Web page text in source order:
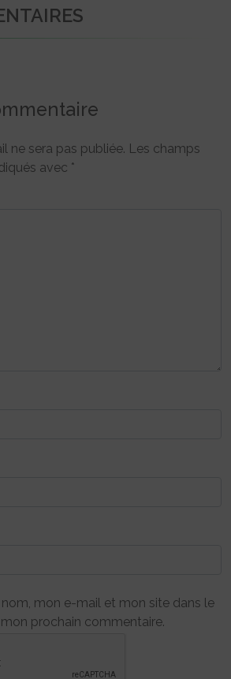
ne sera pas publiée. Les champs
avec *
nom, mon e-mail et mon site dans le
prochain commentaire.